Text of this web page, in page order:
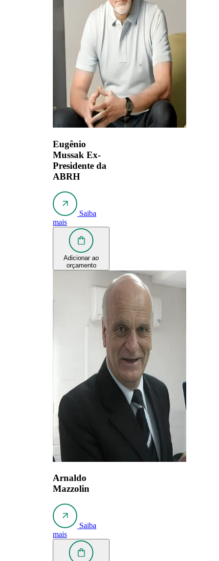
Eugênio
Mussak Ex-
Presidente da
ABRH
Saiba
mais
Adicionar ao
orçamento
Arnaldo
Mazzolin
Saiba
mais